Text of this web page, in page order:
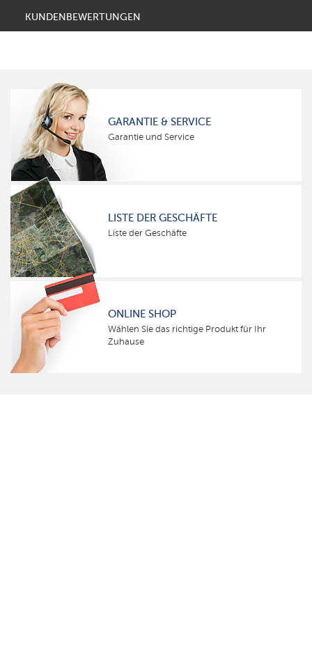
KUNDENBEWERTUNGEN
GARANTIE & SERVICE
Garantie und Service
LISTE DER GESCHÄFTE
Liste der Geschäfte
ONLINE SHOP
Wählen Sie das richtige Produkt für Ihr
Zuhause